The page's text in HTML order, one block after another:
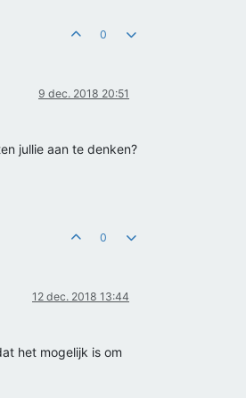
0
9 dec. 2018 20:51
jullie aan te denken?
0
12 dec. 2018 13:44
het mogelijk is om